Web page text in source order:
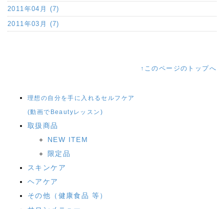
2011年04月 (7)
2011年03月 (7)
↑このページのトップへ
理想の自分を手に入れるセルフケア
(動画でBeautyレッスン)
取扱商品
NEW ITEM
限定品
スキンケア
ヘアケア
その他（健康食品 等）